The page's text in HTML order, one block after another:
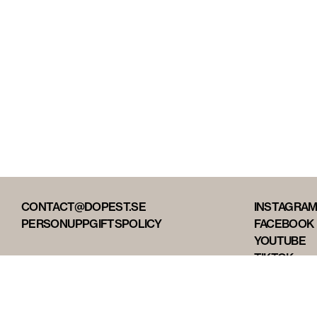
CONTACT@DOPEST.SE
PERSONUPPGIFTSPOLICY
INSTAGRAM
FACEBOOK
YOUTUBE
TIKTOK